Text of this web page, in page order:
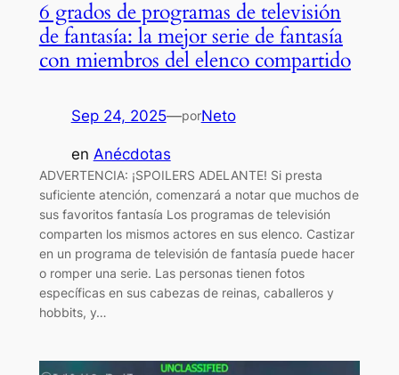
6 grados de programas de televisión
de fantasía: la mejor serie de fantasía
con miembros del elenco compartido
Sep 24, 2025—porNeto
en Anécdotas
ADVERTENCIA: ¡SPOILERS ADELANTE! Si presta
suficiente atención, comenzará a notar que muchos de
sus favoritos fantasía Los programas de televisión
comparten los mismos actores en sus elenco. Castizar
en un programa de televisión de fantasía puede hacer
o romper una serie. Las personas tienen fotos
específicas en sus cabezas de reinas, caballeros y
hobbits, y…